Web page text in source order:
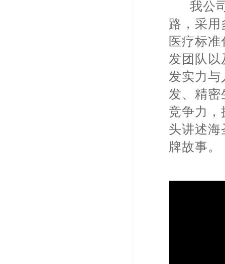
我公司
路，采用
医疗标
发团队以
发实力与
发、精密
竞争力，
头讲述海
牌故事。